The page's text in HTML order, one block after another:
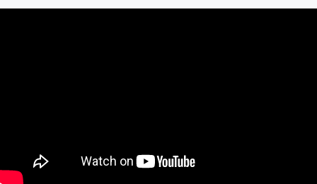
Ekonomi